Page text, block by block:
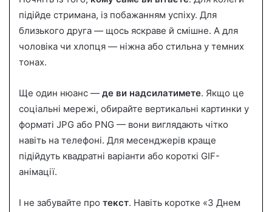
підійде стримана, із побажанням успіху. Для
близького друга — щось яскраве й смішне. А для
чоловіка чи хлопця — ніжна або стильна у темних
тонах.
Ще один нюанс — де ви надсилатимете. Якщо це
соціальні мережі, обирайте вертикальні картинки у
форматі JPG або PNG — вони виглядають чітко
навіть на телефоні. Для месенджерів краще
підійдуть квадратні варіанти або короткі GIF-
анімації.
І не забувайте про текст. Навіть коротке «З Днем